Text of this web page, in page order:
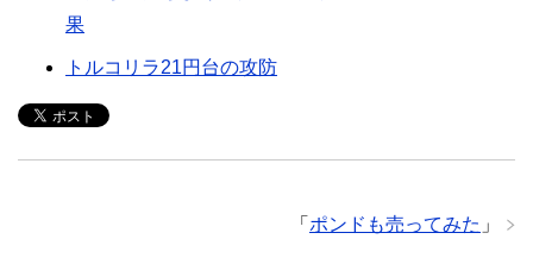
果
トルコリラ21円台の攻防
「 ポンドも売ってみた 」